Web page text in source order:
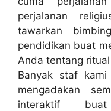
perjalanan
tawarkan
pendidikan buat
Anda tentang
Banyak staf kami
mengadakan
interaktif